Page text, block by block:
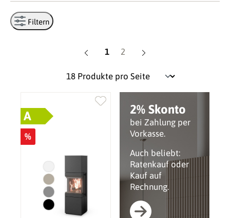
Filtern
Seite
1 Seite
2
2% Skonto
bei Zahlung per
Vorkasse.
Auch beliebt:
Ratenkauf oder
Kauf auf
Rechnung.
A
%